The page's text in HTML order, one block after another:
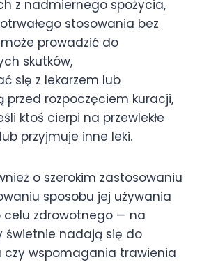
z nadmiernego spożycia,
stosowania bez
prowadzić do
skutków,
się z lekarzem lub
rozpoczęciem kuracji,
ktoś cierpi na przewlekłe
przyjmuje inne leki.
o szerokim zastosowaniu
sposobu jej używania
celu zdrowotnego — na
świetnie nadają się do
czy wspomagania trawienia